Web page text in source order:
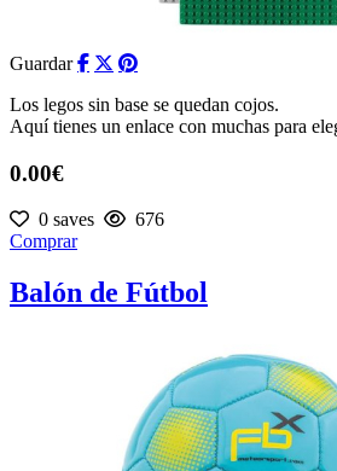
Guardar
Los legos sin base se quedan cojos.
Aquí tienes un enlace con muchas para
0.00€
0 saves
676
Comprar
Balón de Fútbol